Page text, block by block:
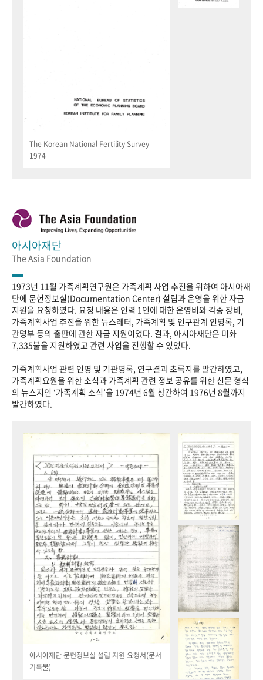
The Korean National Fertility Survey
1974
아시아재단
The Asia Foundation
1973년 11월 가족계획연구원은 가족계획 사업 추진을 위하여 아시아재
단에 문헌정보실(Documentation Center) 설립과 운영을 위한 자금
지원을 요청하였다. 요청 내용은 인력 1인에 대한 운영비와 각종 장비,
가족계획사업 추진을 위한 뉴스레터, 가족계획 및 인구관계 인명록, 기
관명부 등의 출판에 관한 자금 지원이었다. 결과, 아시아재단은 미화
7,335불을 지원하였고 관련 사업을 진행할 수 있었다.
가족계획사업 관련 인명 및 기관명록, 연구결과 초록지를 발간하였고,
가족계획요원을 위한 소식과 가족계획 관련 정보 공유를 위한 신문 형식
의 뉴스지인 ‘가족계획 소식’을 1974년 6월 창간하여 1976년 8월까지
발간하였다.
아시아재단 문헌정보실 설립 지원 요청서(문서
기록물)